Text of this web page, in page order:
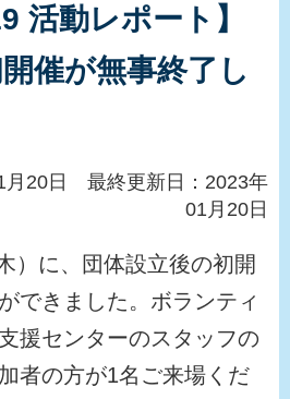
活動レポート】
催が無事終了し
月20日 最終更新日：2023年
01月20日
）に、団体設立後の初開
できました。ボランティ
援センターのスタッフの
者の方が1名ご来場くだ